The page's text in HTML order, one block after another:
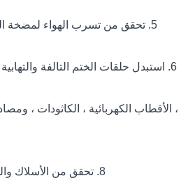
5. تحقق من تسرب الهواء لمضخة الفراغ أو التزود بالوقود أو تحديث حلقة الختم في الوقت المناسب.
6. استبدل حلقات الختم التالفة والتهابية بشكل مفرط في الوقت المناسب للحفاظ على أداء الختم سليما.
، الأقطاب الكهربائية ، الكاثودات
8. تحقق من الأسلاك والمحطات من المعدات للتأكد من أن الأسلاك ضيقة وغير فضفاضة.